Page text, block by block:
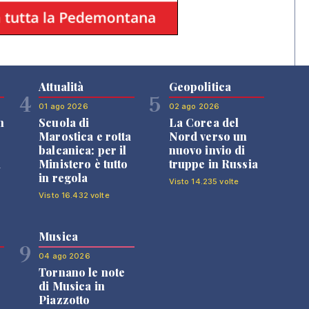
4
Attualità
01 ago 2026
Scuola di
Marostica e rotta
balcanica: per il
Ministero è tutto
in regola
Visto 16.432 volte
5
Geopolitica
02 ago 2026
La Corea del
Nord verso un
nuovo invio di
truppe in Russia
Visto 14.235 volte
9
Musica
04 ago 2026
Tornano le note
di Musica in
Piazzotto